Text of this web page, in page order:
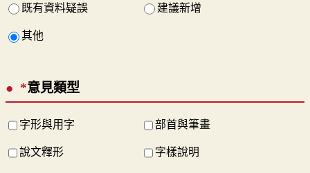
既有資料疑誤 建議新增
其他
*意見類型
字形與用字 部首與筆畫
說文釋形 字樣說明